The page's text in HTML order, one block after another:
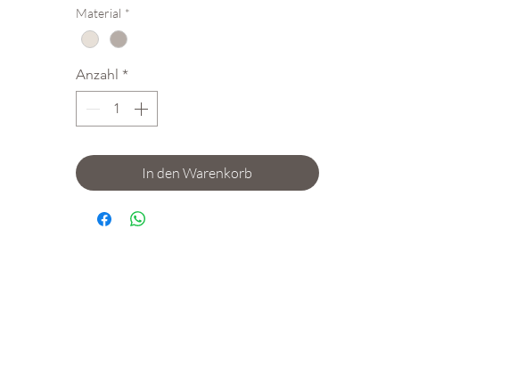
Material *
Anzahl *
In den Warenkorb